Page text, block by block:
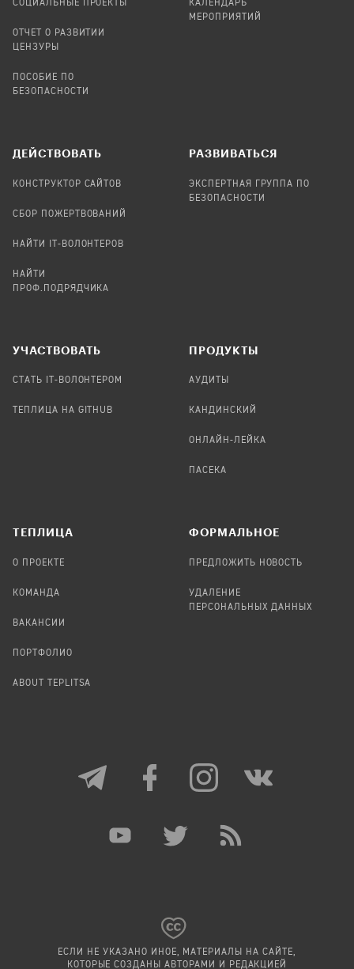
СОЦИАЛЬНЫЕ ПРОЕКТЫ
ОТЧЕТ О РАЗВИТИИ
ЦЕНЗУРЫ
ПОСОБИЕ ПО
БЕЗОПАСНОСТИ
КАЛЕНДАРЬ
МЕРОПРИЯТИЙ
ДЕЙСТВОВАТЬ
КОНСТРУКТОР САЙТОВ
СБОР ПОЖЕРТВОВАНИЙ
НАЙТИ IT-ВОЛОНТЕРОВ
НАЙТИ
ПРОФ.ПОДРЯДЧИКА
РАЗВИВАТЬСЯ
ЭКСПЕРТНАЯ ГРУППА ПО
БЕЗОПАСНОСТИ
УЧАСТВОВАТЬ
СТАТЬ IT-ВОЛОНТЕРОМ
ТЕПЛИЦА НА GITHUB
ПРОДУКТЫ
АУДИТЫ
КАНДИНСКИЙ
ОНЛАЙН-ЛЕЙКА
ПАСЕКА
TЕПЛИЦА
О ПРОЕКТЕ
КОМАНДА
ВАКАНСИИ
ПОРТФОЛИО
ABOUT TEPLITSA
ФОРМАЛЬНОЕ
ПРЕДЛОЖИТЬ НОВОСТЬ
УДАЛЕНИЕ
ПЕРСОНАЛЬНЫХ ДАННЫХ
ЕСЛИ НЕ УКАЗАНО ИНОЕ, МАТЕРИАЛЫ НА САЙТЕ,
КОТОРЫЕ СОЗДАНЫ АВТОРАМИ И РЕДАКЦИЕЙ